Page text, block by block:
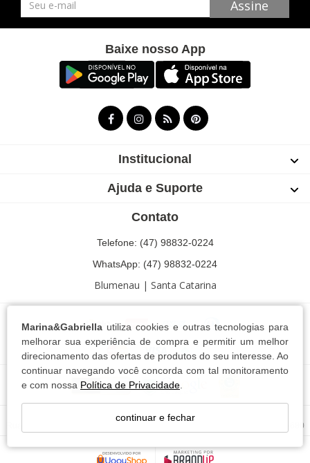
Marina&Gabriella utiliza cookies e outras tecnologias para
melhorar sua experiência de compra e permitir um melhor
direcionamento das ofertas de produtos do seu interesse. Ao
continuar navegando você concorda com tal monitoramento
e com nossa Política de Privacidade
continuar e fechar
Assine
Baixe nosso App
Institucional
Ajuda e Suporte
Contato
Telefone: (47) 98832-0224
WhatsApp: (47) 98832-0224
Blumenau | Santa Catarina
Marina e Gabriella Conf. e Com. Textil LTDA - 13.744.102/0001-63
Rua Ricardo Paul,76 Bairro Escola Agrícola - Blumenau - SC - CEP: 89037-680